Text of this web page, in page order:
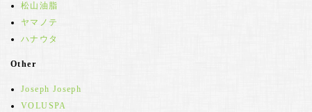
松山油脂
ヤマノテ
ハナウタ
Other
Joseph Joseph
VOLUSPA